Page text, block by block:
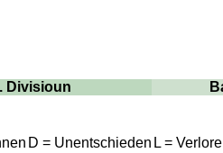
Divisioun
D = Unentschieden L =